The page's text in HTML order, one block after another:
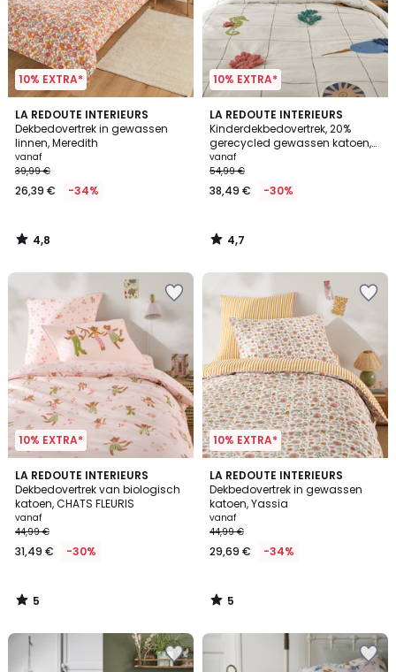
10% EXTRA*
LA REDOUTE INTERIEURS
Dekbedovertrek in gewassen
linnen, Meredith
vanaf
39,99 €
26,39 € -34%
4,8
/ 5
4,8
/
10% EXTRA*
LA REDOUTE INTERIEURS
Kinderdekbedovertrek, 20%
gerecycled gewassen katoen,
Heol
vanaf
54,99 €
38,49 € -30%
4,7
/ 5
4,7
/
10% EXTRA*
LA REDOUTE INTERIEURS
Dekbedovertrek van biologisch
katoen, CHATS FLEURIS
vanaf
44,99 €
31,49 € -30%
5
/
5
5
/
10% EXTRA*
LA REDOUTE INTERIEURS
Dekbedovertrek in gewassen
katoen, Yassia
vanaf
44,99 €
29,69 € -34%
5
/
5
5
/